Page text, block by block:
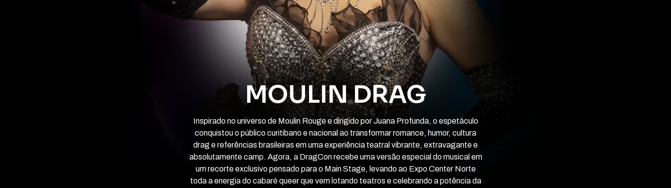
MOULIN DRAG
Inspirado no universo de Moulin Rouge e dirigido por Juana Profunda, o espetáculo
conquistou o público curitibano e nacional ao transformar romance, humor, cultura
drag e referências brasileiras em uma experiência teatral vibrante, extravagante e
absolutamente camp. Agora, a DragCon recebe uma versão especial do musical em
um recorte exclusivo pensado para o Main Stage, levando ao Expo Center Norte
toda a energia do cabaré queer que vem lotando teatros e celebrando a potência da